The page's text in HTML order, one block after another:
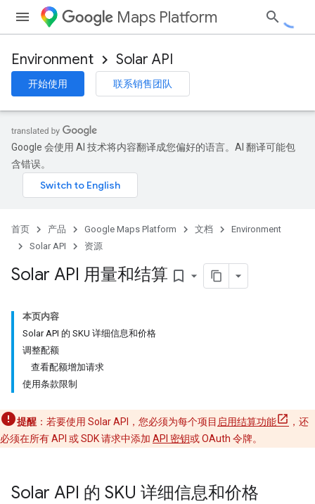
Maps Platform
Environment Solar API
开始使用 联系销售团队
Google 会使用 AI 技术将内容翻译成您偏好的语言。AI 翻译可能包
含错误。
首页 产品 Google Maps Platform 文档
Environment
Solar API
资源
Solar API 用量和结算 bookmark_border
本页内容
Solar API 的 SKU 详细信息和价格
调整配额
查看配额增加请求
使用条款限制
提醒 ：若要使用 Solar API，您必须为每个项目 启用结算功能
，还
必须在所有 API 或 SDK 请求中添加 API 密钥或 OAuth 令牌。
Solar API 的 SKU 详细信息和价格